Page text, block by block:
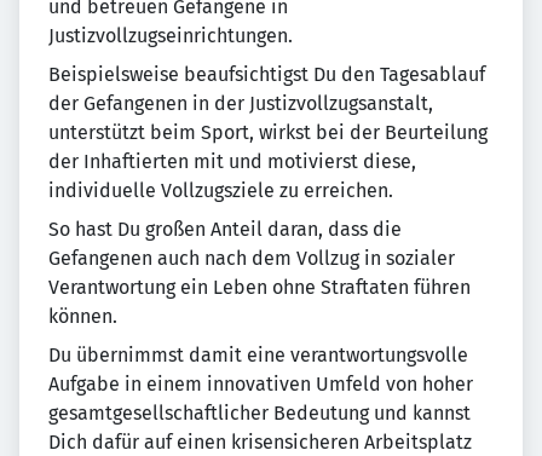
und betreuen Gefangene in
Justizvollzugseinrichtungen.
Beispielsweise beaufsichtigst Du den Tagesablauf
der Gefangenen in der Justizvollzugsanstalt,
unterstützt beim Sport, wirkst bei der Beurteilung
der Inhaftierten mit und motivierst diese,
individuelle Vollzugsziele zu erreichen.
So hast Du großen Anteil daran, dass die
Gefangenen auch nach dem Vollzug in sozialer
Verantwortung ein Leben ohne Straftaten führen
können.
Du übernimmst damit eine verantwortungsvolle
Aufgabe in einem innovativen Umfeld von hoher
gesamtgesellschaftlicher Bedeutung und kannst
Dich dafür auf einen krisensicheren Arbeitsplatz